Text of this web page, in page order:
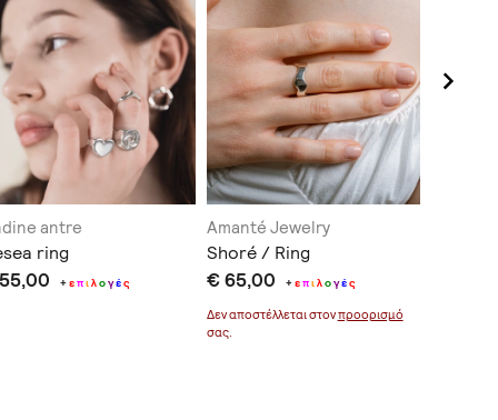
antre
ring
+επιλογές
Amanté Jewelry
Shoré / Ring
€ 65,00 +επιλογές
Δεν αποστέλλεται στονπροορισμό
σας.